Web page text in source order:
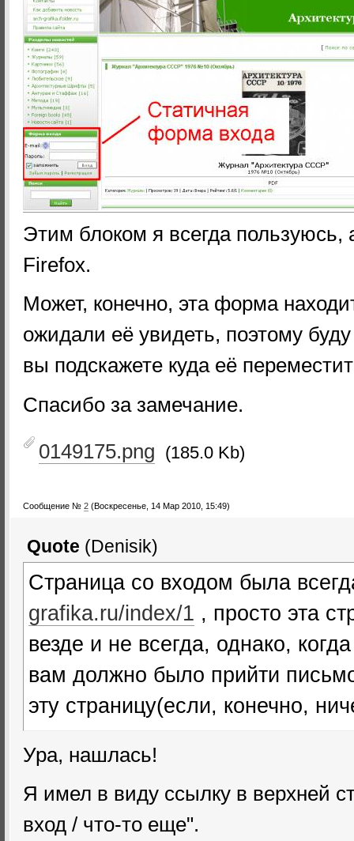
Этим блоком я всегда
Firefox.
Может, конечно, эта форма
ожидали её увидеть, поэтому
вы подскажете куда её
Спасибо за замечание.
0149175.png (185.0 Kb)
Сообщение № 2 (Воскресенье, 14 Мар 2010, 15:49)
Quote (Denisik)
Страница со входом была
grafika.ru/index/1 , просто эта
везде и не всегда, однако,
вам должно было прийти
эту страницу(если, конечно,
Ура, нашлась!
Я имел в виду ссылку в верхней
вход / что-то еще".